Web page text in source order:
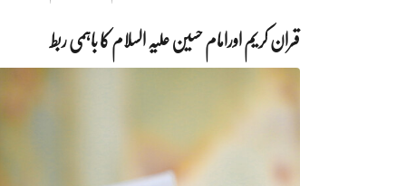
قران کریم اورامام حسین علیہ السلام کا باہمی ربط